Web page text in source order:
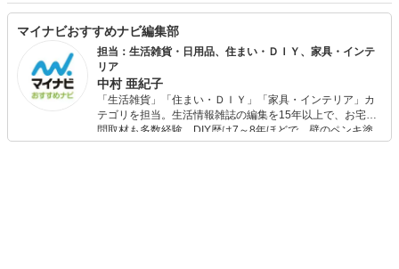
マイナビおすすめナビ編集部
担当：生活雑貨・日用品、住まい・ＤＩＹ、家具・インテ
リア
中村 亜紀子
「生活雑貨」「住まい・ＤＩＹ」「家具・インテリア」カ
テゴリを担当。生活情報雑誌の編集を15年以上で、お宅訪
問取材も多数経験。DIY歴は7～8年ほどで、壁のペンキ塗
りや壁紙チェンジなどもチャレンジ済み。初心者でもモノ